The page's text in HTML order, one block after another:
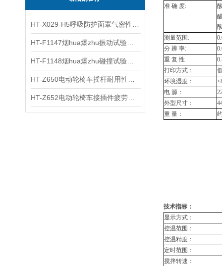
准 确 度:
测量范围:
分 辨 率:
重 复 性
打印方式：
环境湿度：
电 源：
外型尺寸：
重 量：
技术指标：
显示方式：
控温范围：
控温精度：
定时范围：
搅拌转速：